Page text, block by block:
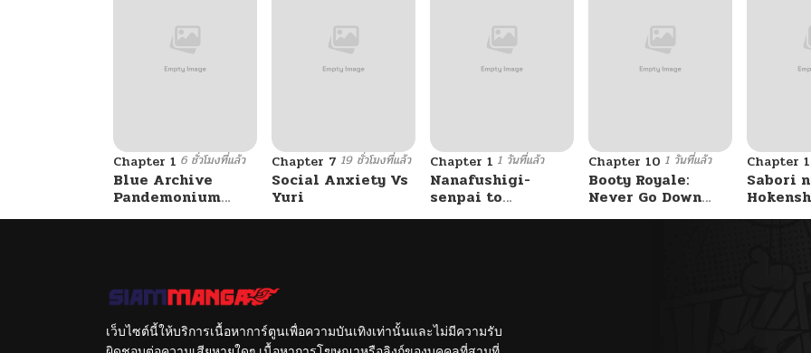
Chapter 1 6 ชั่วโมงที่แล้ว
Blue Archive
Pandemonium
Vacation By
Chapter 7 19 ชั่วโมงที่แล้ว
Social Anxiety Vs
Yuri
Chapter 1 1 วันที่แล้ว
Nanafushigi-
senpai to
Tetsujin-kun
Chapter 10 1 วันที่แล้ว
Booty Royale:
Never Go Down
Without A Fight!
Chapter
Sabori
Douzo?
เว็บไซต์นี้ให้บริการเนื้อหาการ์ตูนเพื่อความบันเทิงเท่านั้นและไม่มีความรับ